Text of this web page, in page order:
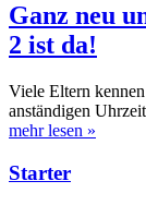
Ganz neu
2 ist da!
Viele Eltern
anständigen
mehr lesen »
Starter